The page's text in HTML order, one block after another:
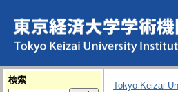
検索
Tokyo Keizai